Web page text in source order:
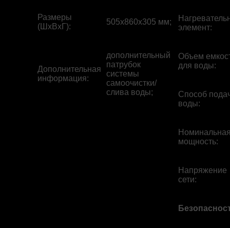
Размеры
(ШхВхГ):
505x860x305 мм;
Дополнительная
информация:
дополнительный
патрубок
системы
самоочистки/
слива воды;
элемент:
Объем
для воды:
Способ
воды:
мощность:
Напряжение
сети: